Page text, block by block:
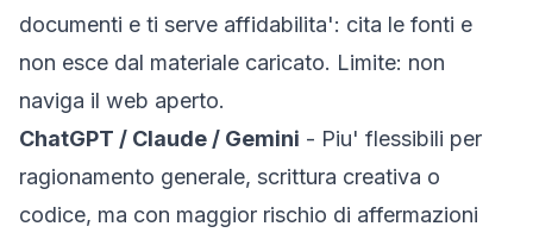
documenti e ti serve affidabilita': cita le fonti e
non esce dal materiale caricato. Limite: non
naviga il web aperto.
ChatGPT / Claude / Gemini - Piu' flessibili per
ragionamento generale, scrittura creativa o
codice, ma con maggior rischio di affermazioni